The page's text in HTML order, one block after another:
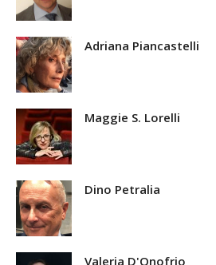
Adriana Piancastelli
Maggie S. Lorelli
Dino Petralia
Valeria D'Onofrio